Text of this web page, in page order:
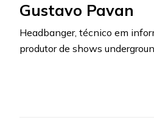
Gustavo Pavan
Headbanger, técnico em
produtor de shows